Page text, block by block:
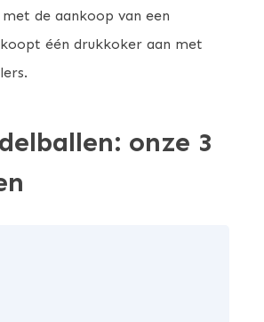
de aankoop van een
één drukkoker aan met
onze 3